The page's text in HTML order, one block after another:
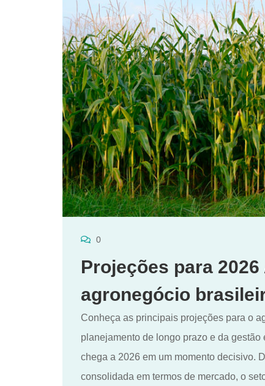
0
Projeções para
agronegócio
Conheça as principais projeções para o
planejamento de longo prazo e da
chega a 2026 em um momento decisivo.
consolidada em termos de mercado, o